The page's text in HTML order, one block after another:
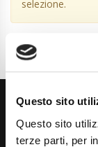
Questo sito
Questo sito
terze parti, per
selezione.